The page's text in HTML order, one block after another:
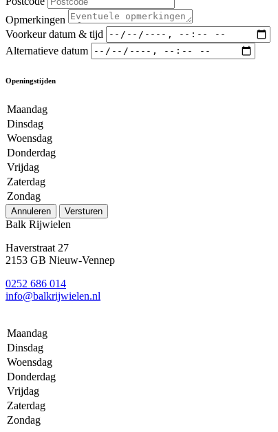
Opmerkingen
Voorkeur datum & tijd
Alternatieve datum
Openingstijden
Maandag
Dinsdag
Woensdag
Donderdag
Vrijdag
Zaterdag
Zondag
Annuleren Versturen
Balk Rijwielen
Haverstraat 27
2153 GB Nieuw-Vennep
0252 686 014
info@balkrijwielen.nl
Maandag
Dinsdag
Woensdag
Donderdag
Vrijdag
Zaterdag
Zondag